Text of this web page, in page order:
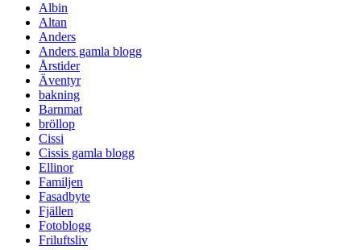
Albin
Altan
Anders
Anders gamla blogg
Årstider
Äventyr
bakning
Barnmat
bröllop
Cissi
Cissis gamla blogg
Ellinor
Familjen
Fasadbyte
Fjällen
Fotoblogg
Friluftsliv